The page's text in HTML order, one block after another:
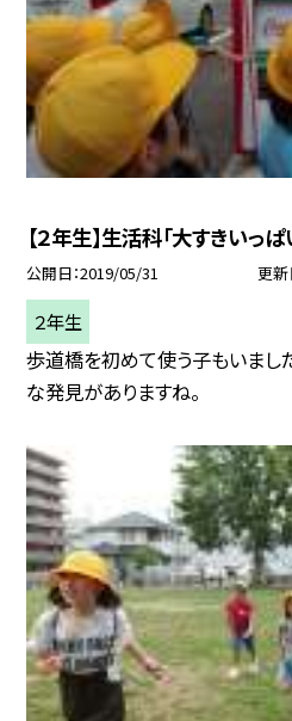
【２年生】生活科「大すきいっ
公開日 2019/05/31 更新
２年生
歩道橋を初めて使う子もいまし
な発見がありますね。